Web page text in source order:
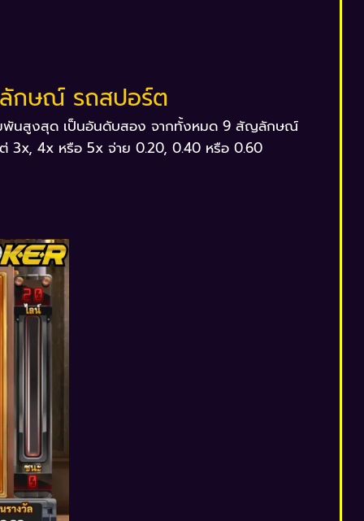
กษณ์ รถสปอร์ต
พันสูงสุด เป็นอันดับสอง จากทั้งหมด 9 สัญลักษณ์
3x, 4x หรือ 5x จ่าย 0.20, 0.40 หรือ 0.60